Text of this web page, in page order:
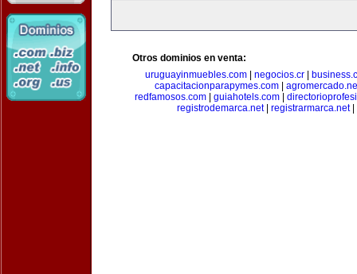
Otros dominios en venta:
uruguayinmuebles.com
negocios.cr
capacitacionparapymes.com
redfamosos.com| guiahotels.com|
registrodemarca.net| registrarmarca.net|